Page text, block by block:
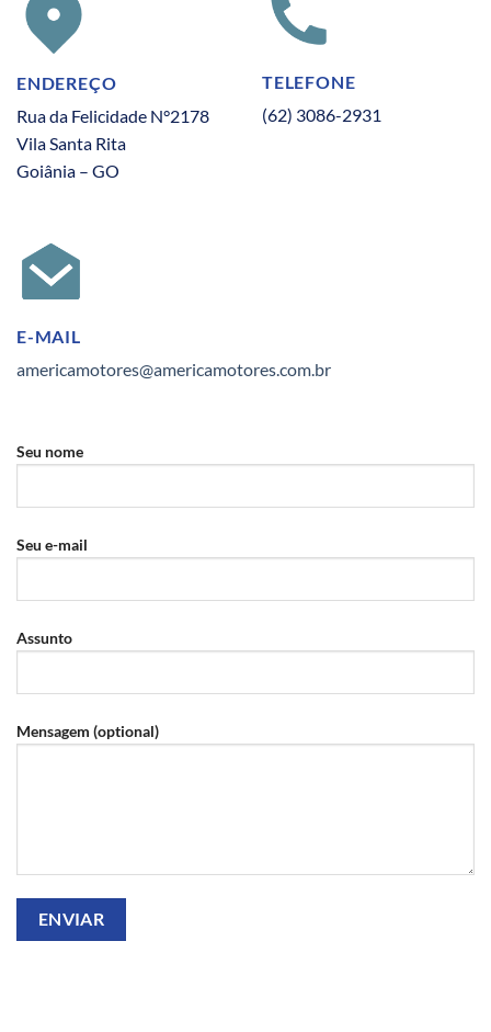
ENDEREÇO
Rua da Felicidade N°2178
Vila Santa Rita
Goiânia – GO
TELEFONE
(62) 3086-2931
E-MAIL
americamotores@americamotores.com.br
Seu nome
Seu e-mail
Assunto
Mensagem (optional)